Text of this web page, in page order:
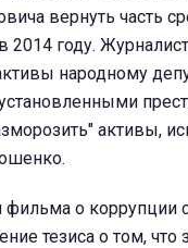
вернуть часть
2014 году.
народному
активы,
фильма о
тезиса о том,